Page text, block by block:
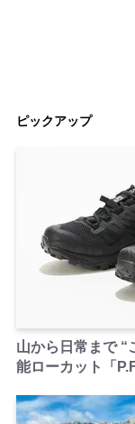
ピックアップ
山から日常まで “
能ローカット「